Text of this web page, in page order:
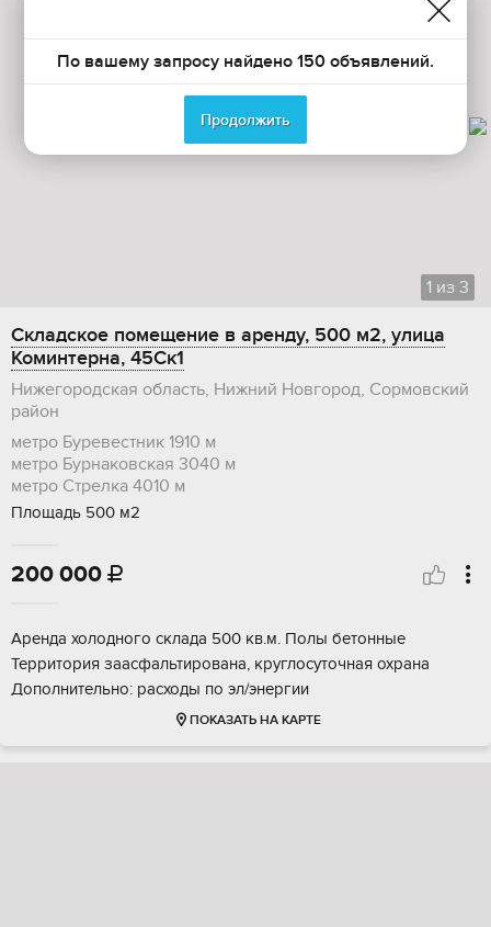
1 из 3
Складское помещение в аренду, 500 м2, улица
Коминтерна, 45Ск1
Нижегородская область, Нижний Новгород, Сормовский
район
метро Буревестник 1910 м
метро Бурнаковская 3040 м
метро Стрелка 4010 м
Площадь 500 м2
200 000 
Аренда холодного склада 500 кв.м. Полы бетонные
Территория заасфальтирована, круглосуточная охрана
Дополнительно: расходы по эл/энергии
ПОКАЗАТЬ НА КАРТЕ
По вашему запросу найдено 150 объявлений.
Продолжить